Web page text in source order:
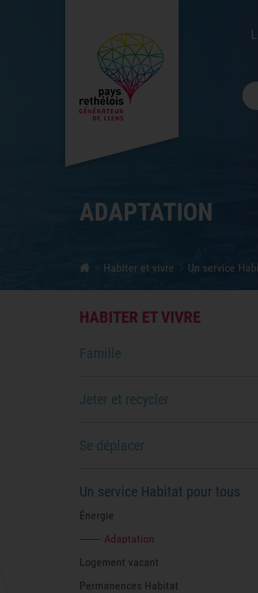
ADAPTATION
Habiter et vivre Un service
HABITER ET VIVRE
Famille
Jeter et recycler
Se déplacer
Un service Habitat pour tous
Énergie
Adaptation
Logement vacant
Permanences Habitat